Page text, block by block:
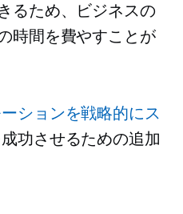
るため、ビジネスの
時間を費やすことが
ションを戦略的にス
功させるための追加